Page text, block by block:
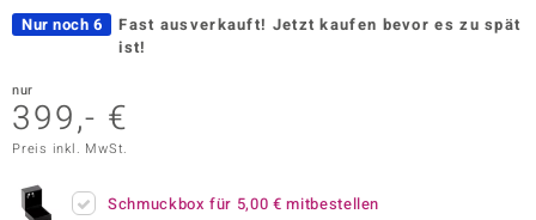
Nur noch 6 Fast ausverkauft! Jetzt kaufen bevor es zu spät
ist!
nur
399,- €
Preis inkl. MwSt.
Schmuckbox für 5,00 € mitbestellen